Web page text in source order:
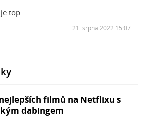
top
21. srpna 2022 15:07
filmů na Netflixu s
dabingem